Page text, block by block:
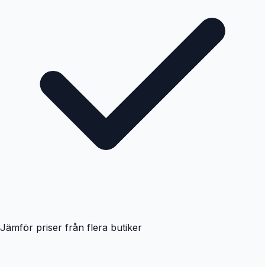
Jämför priser från flera butiker